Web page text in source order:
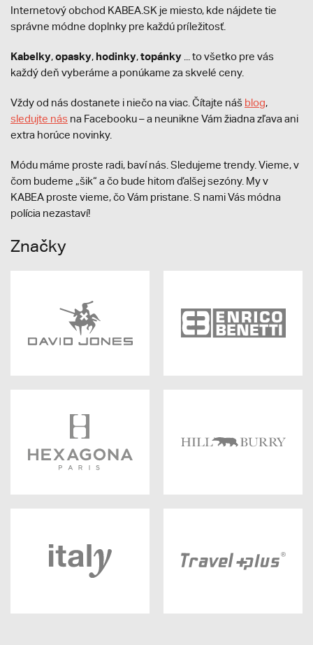
Internetový obchod KABEA.SK je miesto, kde nájdete tie
správne módne doplnky pre každú príležitosť.
Kabelky,opasky, hodinky,topánky ... to všetko pre vás
každý deň vyberáme a ponúkame za skvelé ceny.
Vždy od nás dostanete i niečo na viac. Čítajte náš blog,
sledujte nás na Facebooku – a neunikne Vám žiadna zľava ani
extra horúce novinky.
Módu máme proste radi, baví nás. Sledujeme trendy. Vieme, v
čom budeme „šik“ a čo bude hitom ďalšej sezóny. My v
KABEA proste vieme, čo Vám pristane. S nami Vás módna
polícia nezastaví!
Značky